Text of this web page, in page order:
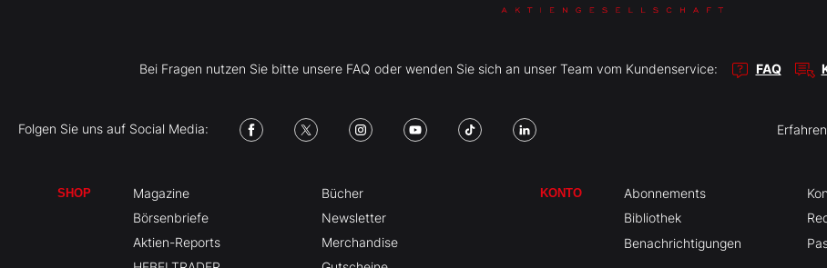
Bei Fragen nutzen Sie bitte unsere FAQ oder wenden Sie sich an unser Team vom Kundenservice: FAQ
Folgen Sie uns auf Social Media:
SHOP
Magazine
Börsenbriefe
Aktien-Reports
Bücher
Newsletter
Merchandise
KONTO
Abonnements
Bibliothek
Benachrichtigungen